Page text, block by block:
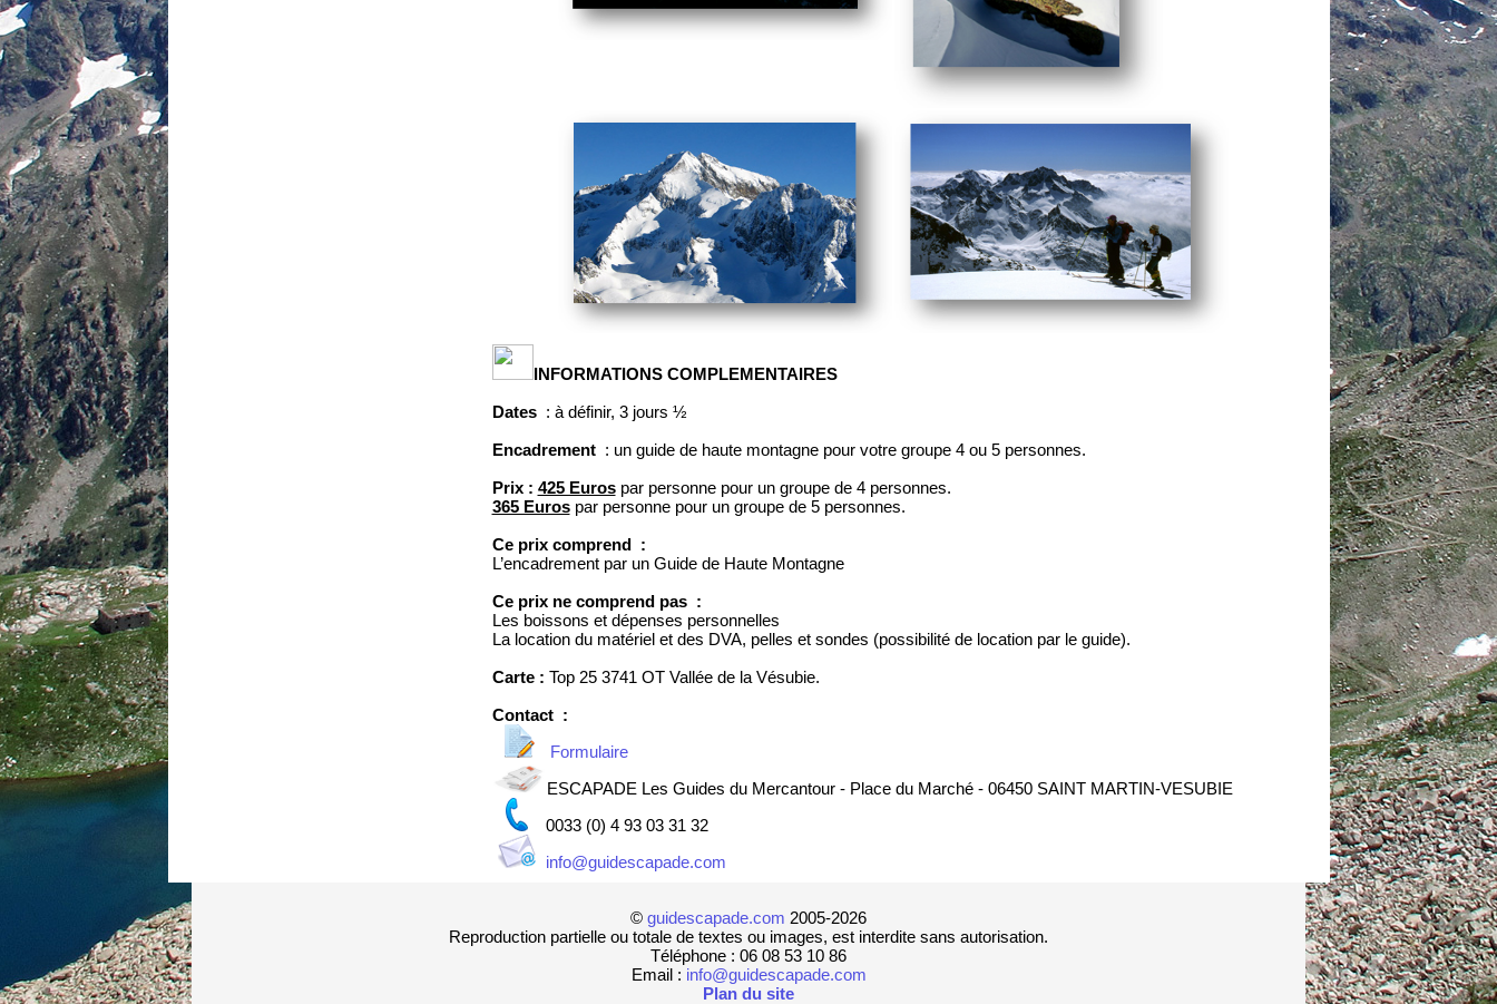
INFORMATIONS COMPLEMENTAIRES
Dates : à définir, 3 jours ½
Encadrement : un guide de haute montagne pour votre groupe 4 ou 5 personnes.
Prix : 425 Eurospar personne pour un groupe de 4 personnes.
365 Eurospar personne pour un groupe de 5 personnes.
Ce prix comprend :
L’encadrement par un Guide de Haute Montagne
Ce prix ne comprend pas :
Les boissons et dépenses personnelles
La location du matériel et des DVA, pelles et sondes (possibilité de location par le guide).
Carte : Top 25 3741 OT Vallée de la Vésubie.
Contact :
Formulaire
ESCAPADE Les Guides du Mercantour - Place du Marché - 06450 SAINT MARTIN-VESUBIE
0033 (0) 4 93 03 31 32
info@guidescapade.com
© guidescapade.com 2005-2026
Reproduction partielle ou totale de textes ou images, est interdite sans autorisation.
Téléphone : 06 08 53 10 86
Email : info@guidescapade.com
Plan du site